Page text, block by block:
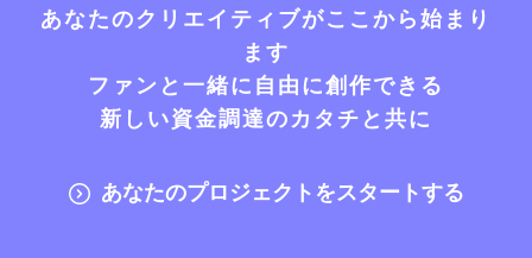
あなたのクリエイティブがここから始まり
ます
ファンと一緒に自由に創作できる
新しい資金調達のカタチと共に
あなたのプロジェクトをスタートする